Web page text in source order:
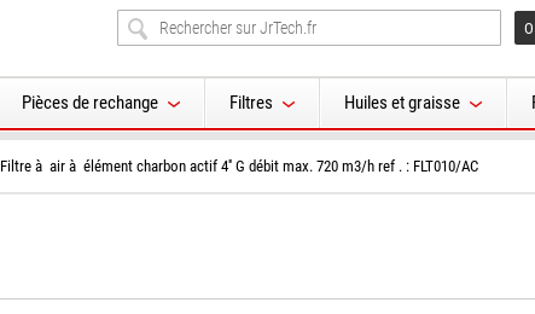
Pièces de rechange Filtres Huiles et graisse
Filtre à air à élément charbon actif 4'' G débit max. 720 m3/h ref . : FLT010/AC